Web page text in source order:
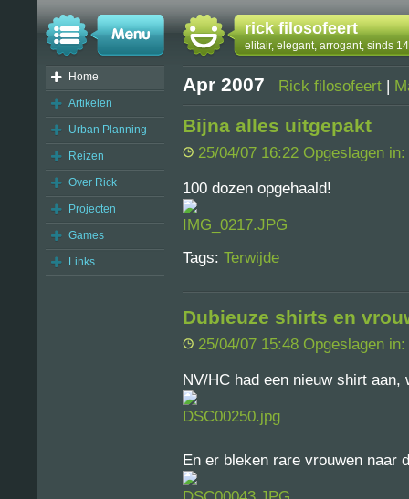
rick filosofeert
elitair, elegant, arrogant, sinds
Home
Artikelen
Urban Planning
Reizen
Over Rick
Projecten
Games
Links
Apr 2007 Rick filosofeert |
Bijna alles uitgepakt
25/04/07 16:22 Opgeslagen in:
100 dozen opgehaald!
Tags: Terwijde
Dubieuze shirts en
25/04/07 15:48 Opgeslagen in:
NV/HC had een nieuw shirt aan,
En er bleken rare vrouwen naar